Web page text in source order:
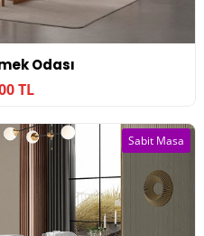
Odası
TL
Sabit Masa